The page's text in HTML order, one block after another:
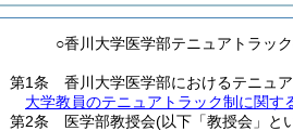
○香川大学医学部テニュアトラッ
第1条
香川大学医学部におけるテニュ
大学教員のテニュアトラック制に関す
第2条
医学部教授会(以下「教授会」と